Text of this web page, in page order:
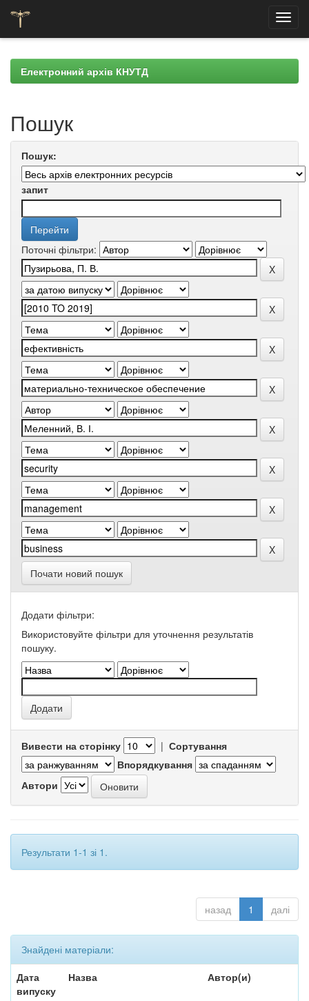
navigationЕлектронний архів КНУТД
Пошук
Пошук:
запит
Поточні фільтри:
Почати новий пошук
Додати фільтри:
Використовуйте фільтри для уточнення результатів
пошуку.
Вивести на сторінку | Сортування
Впорядкування
Автори
Результати 1-1 зі 1.
назад 1 далі
Знайдені матеріали:
Дата
випуску
Назва Автор(и)